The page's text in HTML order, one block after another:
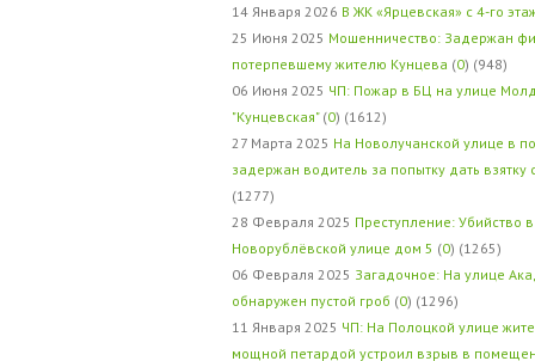
14 Января 2026 В ЖК «Ярцевская» с 4-го
25 Июня 2025 Мошенничество: Задержан
потерпевшему жителю Кунцева (0) (948)
06 Июня 2025 ЧП: Пожар в БЦ на улице
"Кунцевская" (0) (1612)
27 Марта 2025 На Новолучанской улице в
задержан водитель за попытку дать
(1277)
28 Февраля 2025 Преступление: Убийство
Новорублёвской улице дом 5 (0) (1265)
06 Февраля 2025 Загадочное: На улице
обнаружен пустой гроб (0) (1296)
11 Января 2025 ЧП: На Полоцкой улице
мощной петардой устроил взрыв в